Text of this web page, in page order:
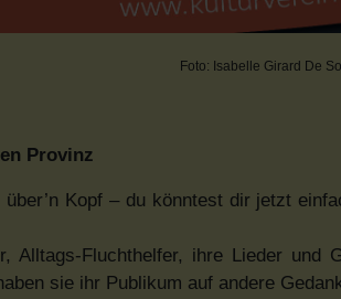
Foto: Isabelle Girard De
Provinz
Kopf – du könntest dir jetzt
Alltags-Fluchthelfer, ihre Lieder und
sie ihr Publikum auf andere